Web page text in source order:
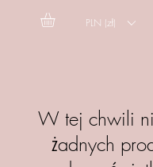
PLN (zł)
W tej chwili
żadnych